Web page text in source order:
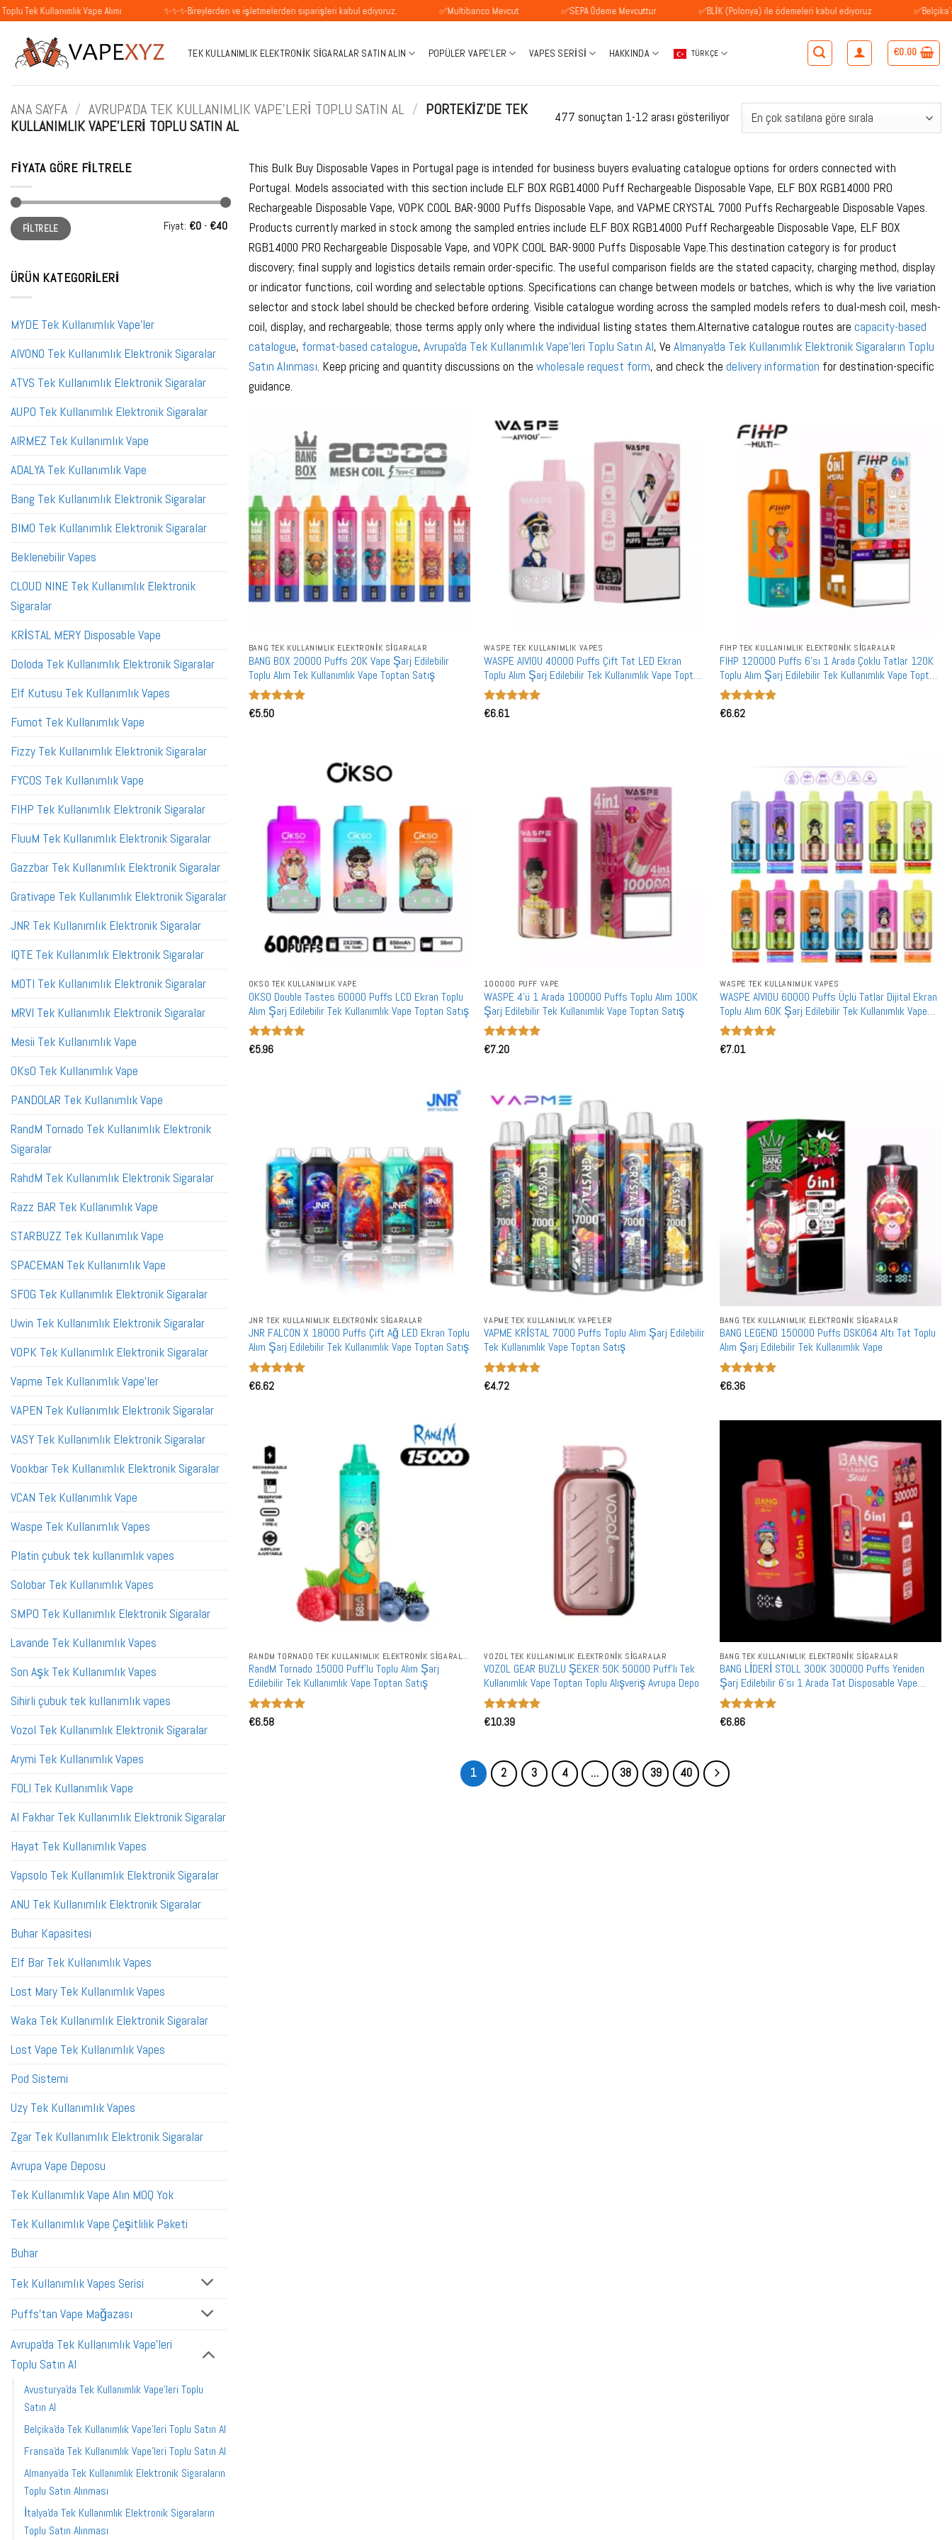
İçeriğe Vape Alımı ✨✨✨Bireylerden ve işletmelerden siparişleri kabul ediyoruz. ✅Multibanco Mevcut ✅SEPA Ödeme Mevcuttur ✅BLİK (Polonya) ile ödemeleri kabul ediyoruz ✅Belçika'daki
TEK KULLANIMLIK ELEKTRONIK SIGARALAR SATIN ALIN POPÜLER VAPE'LER VAPES SERISI HAKKINDA TÜRKÇE €0.00
ANA SAYFA / AVRUPA'DA TEK KULLANIMLIK VAPE'LERI TOPLU SATIN AL / PORTEKIZ'DE TEK
KULLANIMLIK VAPE'LERI TOPLU SATIN AL
477 sonuçtan 1-12 arası gösteriliyorPopülerliğe
göre
FIYATA GÖRE FILTRELE
En
düşük
fiyat
En
yüksek
fiyat
FILTRELE Fiyat: €0 - €40
ÜRÜN KATEGORILERI
MYDE Tek Kullanımlık Vape'ler
AIVONO Tek Kullanımlık Elektronik Sigaralar
ATVS Tek Kullanımlık Elektronik Sigaralar
AUPO Tek Kullanımlık Elektronik Sigaralar
AIRMEZ Tek Kullanımlık Vape
ADALYA Tek Kullanımlık Vape
Bang Tek Kullanımlık Elektronik Sigaralar
BIMO Tek Kullanımlık Elektronik Sigaralar
Beklenebilir Vapes
CLOUD NINE Tek Kullanımlık Elektronik
Sigaralar
KRİSTAL MERY Disposable Vape
Doloda Tek Kullanımlık Elektronik Sigaralar
Elf Kutusu Tek Kullanımlık Vapes
Fumot Tek Kullanımlık Vape
Fizzy Tek Kullanımlık Elektronik Sigaralar
FYCOS Tek Kullanımlık Vape
FIHP Tek Kullanımlık Elektronik Sigaralar
FluuM Tek Kullanımlık Elektronik Sigaralar
Gazzbar Tek Kullanımlık Elektronik Sigaralar
Grativape Tek Kullanımlık Elektronik Sigaralar
JNR Tek Kullanımlık Elektronik Sigaralar
IQTE Tek Kullanımlık Elektronik Sigaralar
MOTI Tek Kullanımlık Elektronik Sigaralar
MRVI Tek Kullanımlık Elektronik Sigaralar
Mesii Tek Kullanımlık Vape
OKsO Tek Kullanımlık Vape
PANDOLAR Tek Kullanımlık Vape
RandM Tornado Tek Kullanımlık Elektronik
Sigaralar
RahdM Tek Kullanımlık Elektronik Sigaralar
Razz BAR Tek Kullanımlık Vape
STARBUZZ Tek Kullanımlık Vape
SPACEMAN Tek Kullanımlık Vape
SFOG Tek Kullanımlık Elektronik Sigaralar
Uwin Tek Kullanımlık Elektronik Sigaralar
VOPK Tek Kullanımlık Elektronik Sigaralar
Vapme Tek Kullanımlık Vape'ler
VAPEN Tek Kullanımlık Elektronik Sigaralar
VASY Tek Kullanımlık Elektronik Sigaralar
Vookbar Tek Kullanımlık Elektronik Sigaralar
VCAN Tek Kullanımlık Vape
Waspe Tek Kullanımlık Vapes
Platin çubuk tek kullanımlık vapes
Solobar Tek Kullanımlık Vapes
SMPO Tek Kullanımlık Elektronik Sigaralar
Lavande Tek Kullanımlık Vapes
Son Aşk Tek Kullanımlık Vapes
Sihirli çubuk tek kullanımlık vapes
Vozol Tek Kullanımlık Elektronik Sigaralar
Arymi Tek Kullanımlık Vapes
FOLI Tek Kullanımlık Vape
Al Fakhar Tek Kullanımlık Elektronik Sigaralar
Hayat Tek Kullanımlık Vapes
Vapsolo Tek Kullanımlık Elektronik Sigaralar
ANU Tek Kullanımlık Elektronik Sigaralar
Buhar Kapasitesi
Elf Bar Tek Kullanımlık Vapes
Lost Mary Tek Kullanımlık Vapes
Waka Tek Kullanımlık Elektronik Sigaralar
Lost Vape Tek Kullanımlık Vapes
Pod Sistemi
Uzy Tek Kullanımlık Vapes
Zgar Tek Kullanımlık Elektronik Sigaralar
Avrupa Vape Deposu
Tek Kullanımlık Vape Alın MOQ Yok
Tek Kullanımlık Vape Çeşitlilik Paketi
Buhar
Tek Kullanımlık Vapes Serisi
Puffs'tan Vape Mağazası
Avrupa'da Tek Kullanımlık Vape'leri
Toplu Satın Al
Avusturya'da Tek Kullanımlık Vape'leri Toplu
Satın Al
Belçika'da Tek Kullanımlık Vape'leri Toplu Satın Al
Fransa'da Tek Kullanımlık Vape'leri Toplu Satın Al
Almanya'da Tek Kullanımlık Elektronik Sigaraların
Toplu Satın Alınması
İtalya'da Tek Kullanımlık Elektronik Sigaraların
Toplu Satın Alınması
This Bulk Buy Disposable Vapes in Portugal page is intended for business buyers evaluating catalogue options for orders connected with
Portugal. Models associated with this section include ELF BOX RGB14000 Puff Rechargeable Disposable Vape, ELF BOX RGB14000 PRO
Rechargeable Disposable Vape, VOPK COOL BAR-9000 Puffs Disposable Vape, and VAPME CRYSTAL 7000 Puffs Rechargeable Disposable Vapes.
Products currently marked in stock among the sampled entries include ELF BOX RGB14000 Puff Rechargeable Disposable Vape, ELF BOX
RGB14000 PRO Rechargeable Disposable Vape, and VOPK COOL BAR-9000 Puffs Disposable Vape.This destination category is for product
discovery; final supply and logistics details remain order-specific. The useful comparison fields are the stated capacity, charging method, display
or indicator functions, coil wording and selectable options. Specifications can change between models or batches, which is why the live variation
selector and stock label should be checked before ordering. Visible catalogue wording across the sampled models refers to dual-mesh coil, mesh-
coil, display, and rechargeable; those terms apply only where the individual listing states them.Alternative catalogue routes are capacity-based
catalogue, format-based catalogue, Avrupa'da Tek Kullanımlık Vape'leri Toplu Satın Al, Ve Almanya'da Tek Kullanımlık Elektronik Sigaraların Toplu
Satın Alınması. Keep pricing and quantity discussions on the wholesale request form, and check the delivery information for destination-specific
guidance.
BANG TEK KULLANIMLIK ELEKTRONIK SIGARALAR
BANG BOX 20000 Puffs 20K Vape Şarj Edilebilir
Toplu Alım Tek Kullanımlık Vape Toptan Satış
5 üzerinden
€5.50
WASPE TEK KULLANIMLIK VAPES
WASPE AIVIOU 40000 Puffs Çift Tat LED Ekran
Toplu Alım Şarj Edilebilir Tek Kullanımlık Vape Toptan
Satış
5 üzerinden
€6.61
FIHP TEK KULLANIMLIK ELEKTRONIK SIGARALAR
FIHP 120000 Puffs 6'sı 1 Arada Çoklu Tatlar 120K
Toplu Alım Şarj Edilebilir Tek Kullanımlık Vape Toptan
Satış
5 üzerinden
€6.62
OKSO TEK KULLANIMLIK VAPE
OKSO Double Tastes 60000 Puffs LCD Ekran Toplu
Alım Şarj Edilebilir Tek Kullanımlık Vape Toptan Satış
5 üzerinden
€5.96
100000 PUFF VAPE
WASPE 4'ü 1 Arada 100000 Puffs Toplu Alım 100K
Şarj Edilebilir Tek Kullanımlık Vape Toptan Satış
5 üzerinden
€7.20
WASPE TEK KULLANIMLIK VAPES
WASPE AIVIOU 60000 Puffs Üçlü Tatlar Dijital Ekran
Toplu Alım 60K Şarj Edilebilir Tek Kullanımlık Vape
Toptan Satış
5 üzerinden
€7.01
JNR TEK KULLANIMLIK ELEKTRONIK SIGARALAR
JNR FALCON X 18000 Puffs Çift Ağ LED Ekran Toplu
Alım Şarj Edilebilir Tek Kullanımlık Vape Toptan Satış
5 üzerinden
€6.62
VAPME TEK KULLANIMLIK VAPE'LER
VAPME KRİSTAL 7000 Puffs Toplu Alım Şarj Edilebilir
Tek Kullanımlık Vape Toptan Satış
5 üzerinden
€4.72
BANG TEK KULLANIMLIK ELEKTRONIK SIGARALAR
BANG LEGEND 150000 Puffs DSK064 Altı Tat Toplu
Alım Şarj Edilebilir Tek Kullanımlık Vape
5 üzerinden
€6.36
RANDM TORNADO TEK KULLANIMLIK ELEKTRONIK SIGARALAR
RandM Tornado 15000 Puff'lu Toplu Alım Şarj
Edilebilir Tek Kullanımlık Vape Toptan Satış
5 üzerinden
€6.58
VOZOL TEK KULLANIMLIK ELEKTRONIK SIGARALAR
VOZOL GEAR BUZLU ŞEKER 50K 50000 Puff'lı Tek
Kullanımlık Vape Toptan Toplu Alışveriş Avrupa Depo
5 üzerinden
€10.39
BANG TEK KULLANIMLIK ELEKTRONIK SIGARALAR
BANG LİDERİ STOLL 300K 300000 Puffs Yeniden
Şarj Edilebilir 6'sı 1 Arada Tat Disposable Vape
Toptan Toplu Alışveriş Çift Ağ
5 üzerinden
€6.86
1 2 3 4 … 38 39 40